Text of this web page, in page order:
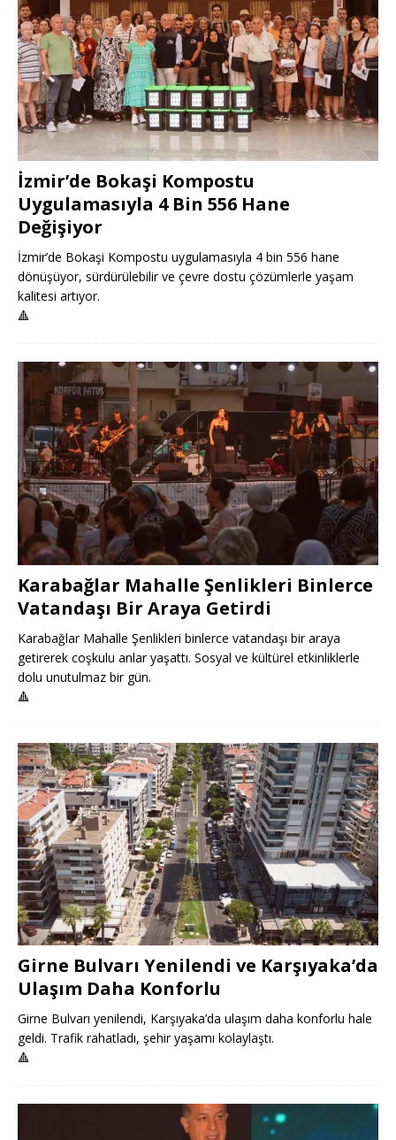
İzmir’de Bokaşi Kompostu
Uygulamasıyla 4 Bin 556 Hane
Değişiyor
İzmir’de Bokaşi Kompostu uygulamasıyla 4 bin 556 hane
dönüşüyor, sürdürülebilir ve çevre dostu çözümlerle yaşam
kalitesi artıyor.
🔺
Karabağlar Mahalle Şenlikleri Binlerce
Vatandaşı Bir Araya Getirdi
Karabağlar Mahalle Şenlikleri binlerce vatandaşı bir araya
getirerek coşkulu anlar yaşattı. Sosyal ve kültürel etkinliklerle
dolu unutulmaz bir gün.
🔺
Girne Bulvarı Yenilendi ve Karşıyaka’da
Ulaşım Daha Konforlu
Girne Bulvarı yenilendi, Karşıyaka’da ulaşım daha konforlu hale
geldi. Trafik rahatladı, şehir yaşamı kolaylaştı.
🔺